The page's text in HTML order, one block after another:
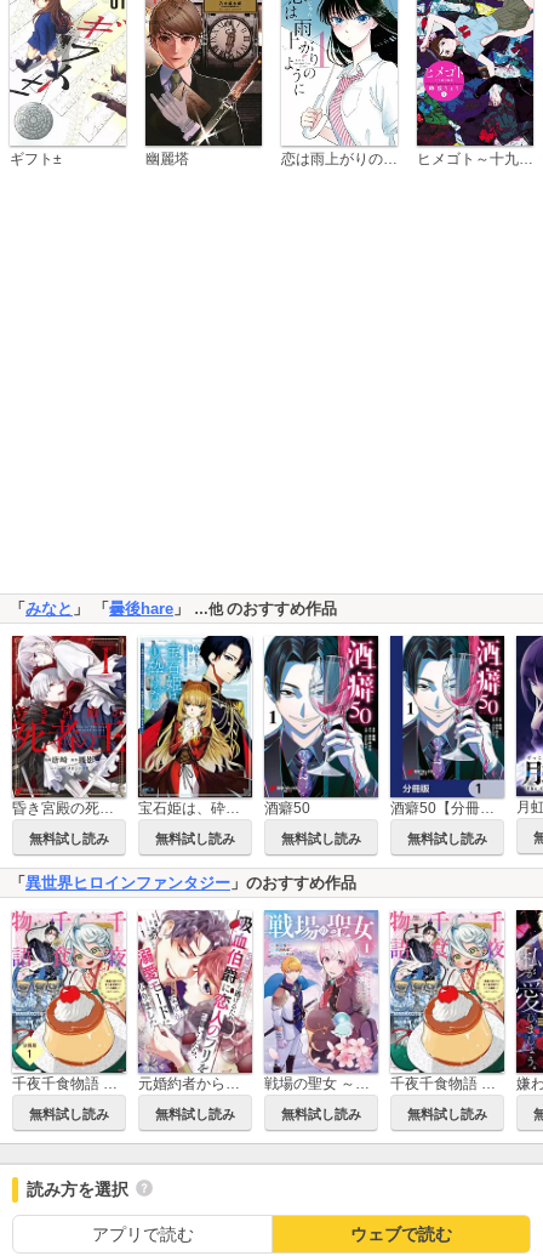
ギフト± 幽麗塔 ヒメゴト～十九歳の制服～
「みなと 」 「曇後hare 」 …他のおすすめ作品
昏き宮殿の死者の王
無料試し読み
宝石姫は、砕けない～毒親にネグレクトされていた私は、帝国皇子に溺愛されて輝きます～
無料試し読み
酒癖50
無料試し読み
酒癖50【分冊版】
無料試し読み
「 異世界ヒロインファンタジー 」のおすすめ作品
千夜千食物語 ～敗国の姫ですが氷の皇子殿下がどうも溺愛してくれています～ 分冊版
無料試し読み
元婚約者から逃げるため吸血伯爵に恋人のフリをお願いしたら、なぜか溺愛モードになりました
無料試し読み
戦場の聖女 ～妹の代わりに公爵騎士に嫁ぐことになりましたが、今は幸せです～
無料試し読み
千夜千食物語 ～敗国の姫ですが氷の皇子殿下がどうも溺愛してくれています～
無料試し読み
読み方を選択
アプリで読む ウェブで読む